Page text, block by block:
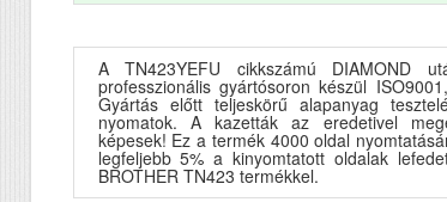
A TN423YEFU cikkszámú DIAMOND
professzionális gyártósoron készül
Gyártás előtt teljeskörű alapanyag
nyomatok. A kazetták az eredetivel
képesek! Ez a termék 4000 oldal
legfeljebb 5% a kinyomtatott oldalak
BROTHER TN423 termékkel.